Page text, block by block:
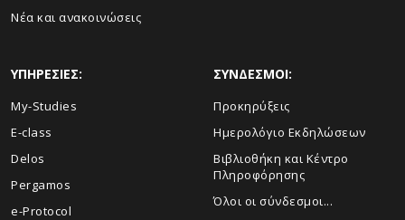
Νέα και ανακοινώσεις
ΥΠΗΡΕΣΙΕΣ:
My-Studies
E-class
Delos
Pergamos
e-Protocol
ΣΥΝΔΕΣΜΟΙ:
Προκηρύξεις
Ημερολόγιο Εκδηλώσεων
Βιβλιοθήκη και Κέντρο
Πληροφόρησης
Όλοι οι σύνδεσμοι...